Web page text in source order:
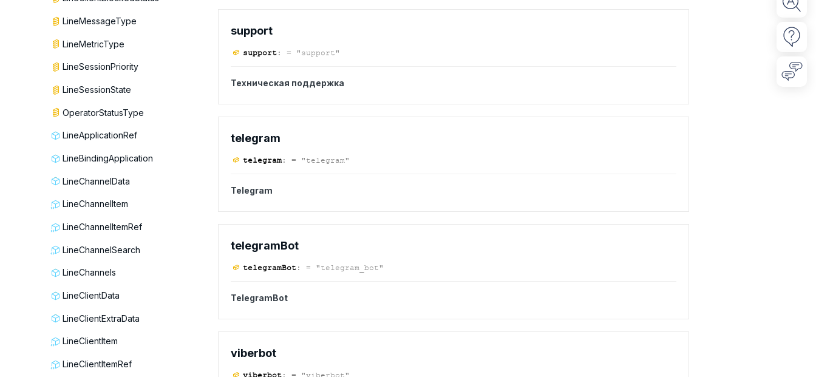
LineMessageType
LineMetricType
LineSessionPriority
LineSessionState
OperatorStatusType
LineApplicationRef
LineBindingApplication
LineChannelData
LineChannelItem
LineChannelItemRef
LineChannelSearch
LineChannels
LineClientData
LineClientExtraData
LineClientItem
LineClientItemRef
support
support: = "support"
Техническая поддержка
telegram
telegram: = "telegram"
Telegram
telegramBot
telegramBot: = "telegram_bot"
TelegramBot
viberbot